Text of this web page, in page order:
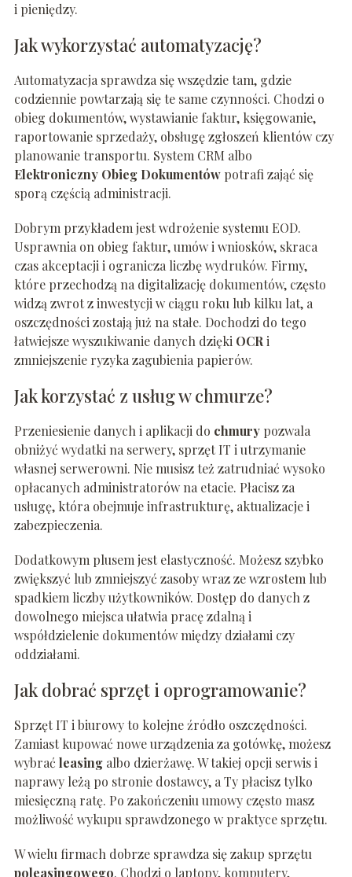
i pieniędzy.
Jak wykorzystać automatyzację?
Automatyzacja sprawdza się wszędzie tam, gdzie
codziennie powtarzają się te same czynności. Chodzi o
obieg dokumentów, wystawianie faktur, księgowanie,
raportowanie sprzedaży, obsługę zgłoszeń klientów czy
planowanie transportu. System CRM albo
Elektroniczny Obieg Dokumentówpotrafi zająć się
sporą częścią administracji.
Dobrym przykładem jest wdrożenie systemu EOD.
Usprawnia on obieg faktur, umów i wniosków, skraca
czas akceptacji i ogranicza liczbę wydruków. Firmy,
które przechodzą na digitalizację dokumentów, często
widzą zwrot z inwestycji w ciągu roku lub kilku lat, a
oszczędności zostają już na stałe. Dochodzi do tego
łatwiejsze wyszukiwanie danych dzięki OCRi
zmniejszenie ryzyka zagubienia papierów.
Jak korzystać z usług w chmurze?
Przeniesienie danych i aplikacji do chmurypozwala
obniżyć wydatki na serwery, sprzęt IT i utrzymanie
własnej serwerowni. Nie musisz też zatrudniać wysoko
opłacanych administratorów na etacie. Płacisz za
usługę, która obejmuje infrastrukturę, aktualizacje i
zabezpieczenia.
Dodatkowym plusem jest elastyczność. Możesz szybko
zwiększyć lub zmniejszyć zasoby wraz ze wzrostem lub
spadkiem liczby użytkowników. Dostęp do danych z
dowolnego miejsca ułatwia pracę zdalną i
współdzielenie dokumentów między działami czy
oddziałami.
Jak dobrać sprzęt i oprogramowanie?
Sprzęt IT i biurowy to kolejne źródło oszczędności.
Zamiast kupować nowe urządzenia za gotówkę, możesz
wybrać leasingalbo dzierżawę. W takiej opcji serwis i
naprawy leżą po stronie dostawcy, a Ty płacisz tylko
miesięczną ratę. Po zakończeniu umowy często masz
możliwość wykupu sprawdzonego w praktyce sprzętu.
W wielu firmach dobrze sprawdza się zakup sprzętu
poleasingowego. Chodzi o laptopy, komputery,